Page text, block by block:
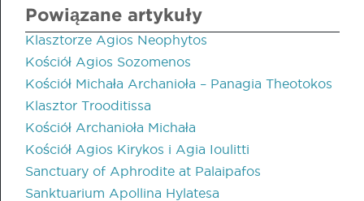
Powiązane artykuły
Klasztorze Agios Neophytos
Kościół Agios Sozomenos
Kościół Michała Archanioła – Panagia Theotokos
Klasztor Trooditissa
Kościół Archanioła Michała
Kościół Agios Kirykos i Agia Ioulitti
Sanctuary of Aphrodite at Palaipafos
Sanktuarium Apollina Hylatesa